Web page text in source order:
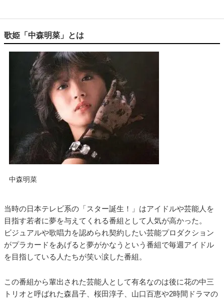
歌姫「中森明菜」とは
中森明菜
当時の日本テレビ系の「スター誕生！」はアイドルや芸能人を
目指す若者に夢を与えてくれる番組として人気が高かった。
ビジュアルや歌唱力を認められ契約したい芸能プロダクション
がプラカードをあげると夢がかなうという番組で毎週アイドル
を目指している人たちが笑い涙した番組。
この番組から輩出された芸能人として有名なのは後に花の中三
トリオと呼ばれた森昌子、桜田淳子、山口百恵や2時間ドラマの